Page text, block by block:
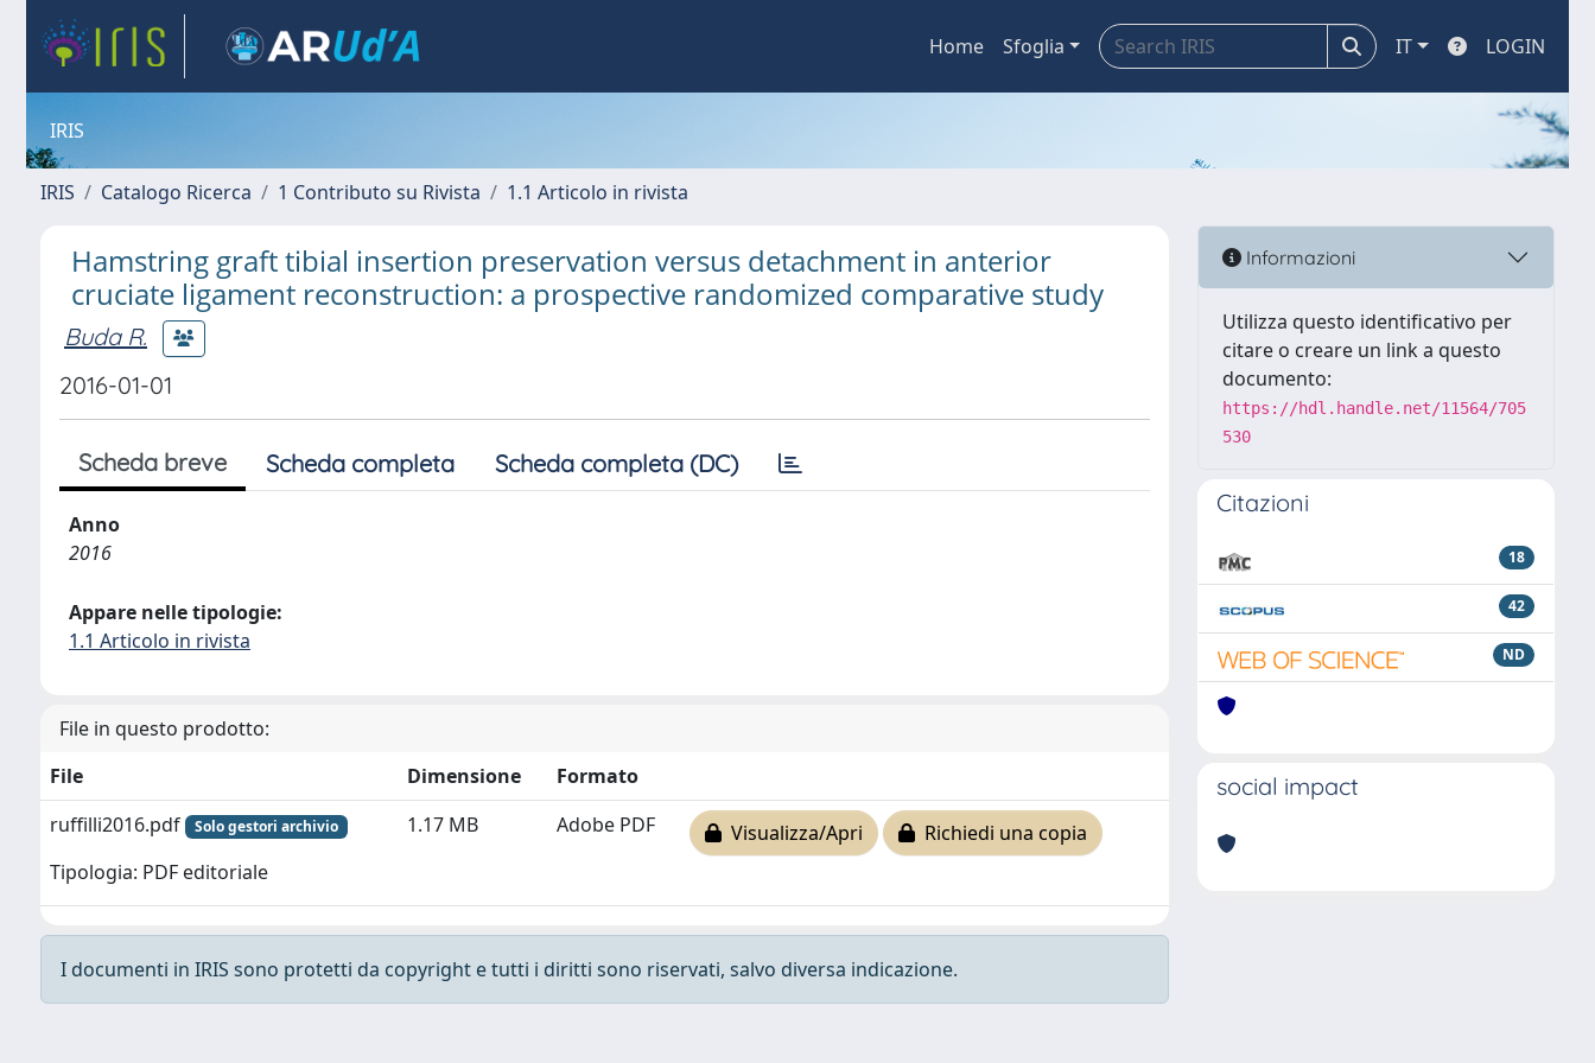
Home Sfoglia IT LOGIN
IRIS
IRIS Catalogo Ricerca 1 Contributo su Rivista 1.1 Articolo in rivista
Hamstring graft tibial insertion preservation versus detachment in anterior
cruciate ligament reconstruction: a prospective randomized comparative study
Buda R.
2016-01-01
Scheda breve Scheda completa Scheda completa (DC)
Anno
2016
Appare nelle tipologie:
1.1 Articolo in rivista
File in questo prodotto:
File
Dimensione
Formato
ruffilli2016.pdf
Solo gestori archivio
Tipologia: PDF editoriale
1.17 MB Adobe PDF Visualizza/Apri Richiedi una copia
I documenti in IRIS sono protetti da copyright e tutti i diritti sono riservati, salvo diversa indicazione.
Informazioni
Utilizza questo identificativo per
citare o creare un link a questo
documento:
https://hdl.handle.net/11564/705
530
Citazioni
18
42
ND
social impact